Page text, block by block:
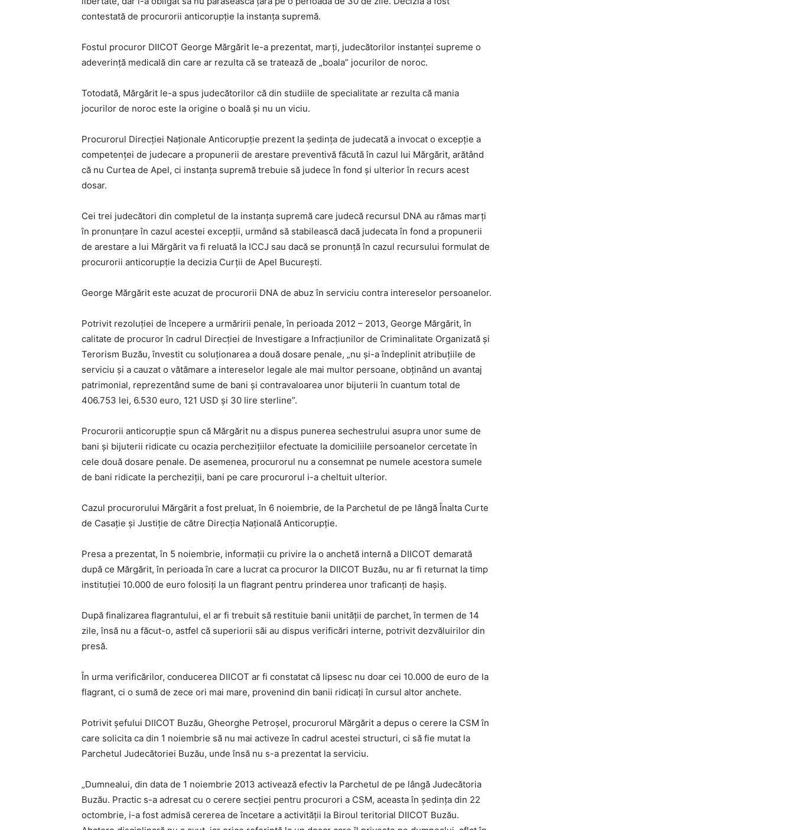
contestată de procurorii anticorupţie la instanţa supremă.
Fostul procuror DIICOT George Mărgărit le-a prezentat, marţi, judecătorilor instanţei supreme o
adeverinţă medicală din care ar rezulta că se tratează de „boala” jocurilor de noroc.
Totodată, Mărgărit le-a spus judecătorilor că din studiile de specialitate ar rezulta că mania
jocurilor de noroc este la origine o boală şi nu un viciu.
Procurorul Direcţiei Naţionale Anticorupţie prezent la şedinţa de judecată a invocat o excepţie a
competenţei de judecare a propunerii de arestare preventivă făcută în cazul lui Mărgărit, arătând
că nu Curtea de Apel, ci instanţa supremă trebuie să judece în fond şi ulterior în recurs acest
dosar.
Cei trei judecători din completul de la instanţa supremă care judecă recursul DNA au rămas marţi
în pronunţare în cazul acestei excepţii, urmând să stabilească dacă judecata în fond a propunerii
de arestare a lui Mărgărit va fi reluată la ICCJ sau dacă se pronunţă în cazul recursului formulat de
procurorii anticorupţie la decizia Curţii de Apel Bucureşti.
George Mărgărit este acuzat de procurorii DNA de abuz în serviciu contra intereselor persoanelor.
Potrivit rezoluţiei de începere a urmăririi penale, în perioada 2012 – 2013, George Mărgărit, în
calitate de procuror în cadrul Direcţiei de Investigare a Infracţiunilor de Criminalitate Organizată şi
Terorism Buzău, învestit cu soluţionarea a două dosare penale, „nu şi-a îndeplinit atribuţiile de
serviciu şi a cauzat o vătămare a intereselor legale ale mai multor persoane, obţinând un avantaj
patrimonial, reprezentând sume de bani şi contravaloarea unor bijuterii în cuantum total de
406.753 lei, 6.530 euro, 121 USD şi 30 lire sterline”.
Procurorii anticorupţie spun că Mărgărit nu a dispus punerea sechestrului asupra unor sume de
bani şi bijuterii ridicate cu ocazia percheziţiilor efectuate la domiciliile persoanelor cercetate în
cele două dosare penale. De asemenea, procurorul nu a consemnat pe numele acestora sumele
de bani ridicate la percheziţii, bani pe care procurorul i-a cheltuit ulterior.
Cazul procurorului Mărgărit a fost preluat, în 6 noiembrie, de la Parchetul de pe lângă Înalta Curte
de Casaţie şi Justiţie de către Direcţia Naţională Anticorupţie.
Presa a prezentat, în 5 noiembrie, informaţii cu privire la o anchetă internă a DIICOT demarată
după ce Mărgărit, în perioada în care a lucrat ca procuror la DIICOT Buzău, nu ar fi returnat la timp
instituţiei 10.000 de euro folosiţi la un flagrant pentru prinderea unor traficanţi de haşiş.
După finalizarea flagrantului, el ar fi trebuit să restituie banii unităţii de parchet, în termen de 14
zile, însă nu a făcut-o, astfel că superiorii săi au dispus verificări interne, potrivit dezvăluirilor din
presă.
În urma verificărilor, conducerea DIICOT ar fi constatat că lipsesc nu doar cei 10.000 de euro de la
flagrant, ci o sumă de zece ori mai mare, provenind din banii ridicaţi în cursul altor anchete.
Potrivit şefului DIICOT Buzău, Gheorghe Petroşel, procurorul Mărgărit a depus o cerere la CSM în
care solicita ca din 1 noiembrie să nu mai activeze în cadrul acestei structuri, ci să fie mutat la
Parchetul Judecătoriei Buzău, unde însă nu s-a prezentat la serviciu.
„Dumnealui, din data de 1 noiembrie 2013 activează efectiv la Parchetul de pe lângă Judecătoria
Buzău. Practic s-a adresat cu o cerere secţiei pentru procurori a CSM, aceasta în şedinţa din 22
octombrie, i-a fost admisă cererea de încetare a activităţii la Biroul teritorial DIICOT Buzău.